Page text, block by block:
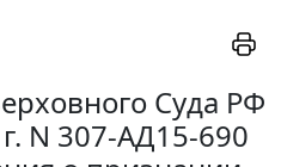
Суда РФ
N 307-АД15-690